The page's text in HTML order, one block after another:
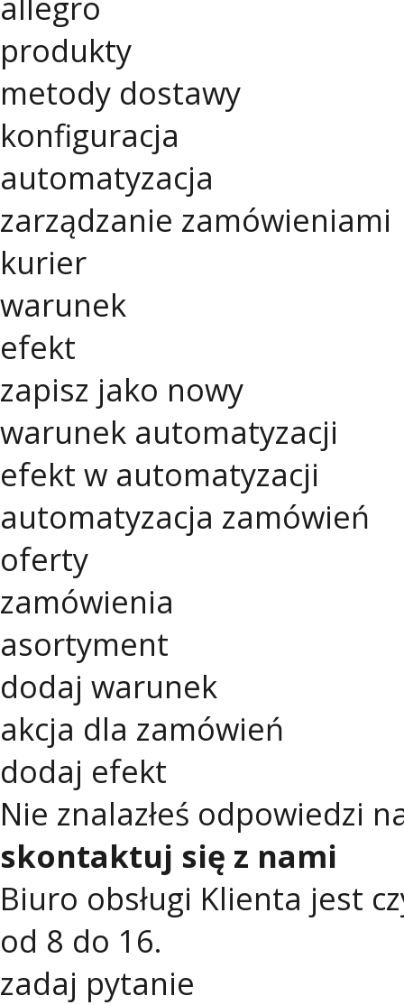
produkty
metody dostawy
konfiguracja
automatyzacja
zarządzanie zamówieniami
kurier
warunek
efekt
zapisz jako nowy
warunek automatyzacji
efekt w automatyzacji
automatyzacja zamówień
oferty
zamówienia
asortyment
dodaj warunek
akcja dla zamówień
dodaj efekt
Nie znalazłeś odpowiedzi
skontaktuj się z nami
Biuro obsługi Klienta jest
od 8 do 16.
zadaj pytanie